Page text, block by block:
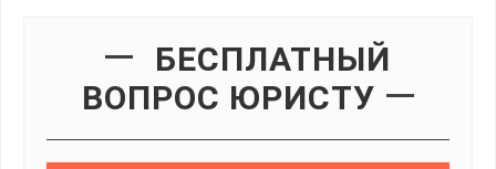
БЕСПЛАТНЫЙ
ВОПРОС ЮРИСТУ